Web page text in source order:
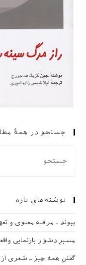
جستجو در همهٔ
نوشته‌های تازه
پیوند ـ مراقبه‌ معنوی و
مسیرِ دشوار بازنمایی
گفتنِ همه چیز ـ شعری از